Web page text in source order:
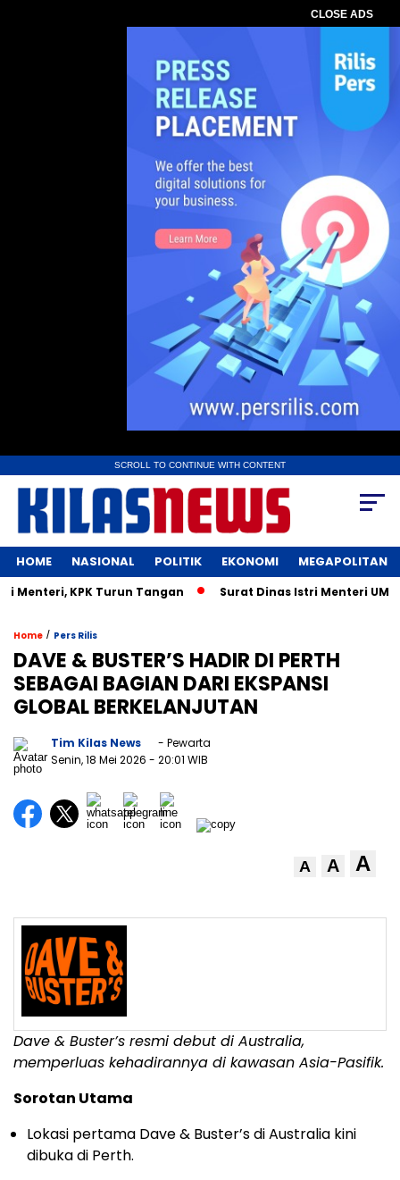
CLOSE ADS
SCROLL TO CONTINUE WITH CONTENT
HOME NASIONAL POLITIK EKONOMI MEGAPOLITAN
KPK Turun Tangan Surat Dinas Istri Menteri
Home / Pers Rilis
DAVE & BUSTER’S HADIR DI PERTH
SEBAGAI BAGIAN DARI EKSPANSI
GLOBAL BERKELANJUTAN
Tim Kilas News
- Pewarta
Senin, 18 Mei 2026 - 20:01 WIB
A A A
Dave & Buster’s resmi debut di Australia,
memperluas kehadirannya di kawasan Asia-Pasifik.
Sorotan Utama
Lokasi pertama Dave & Buster’s di Australia kini
dibuka di Perth.